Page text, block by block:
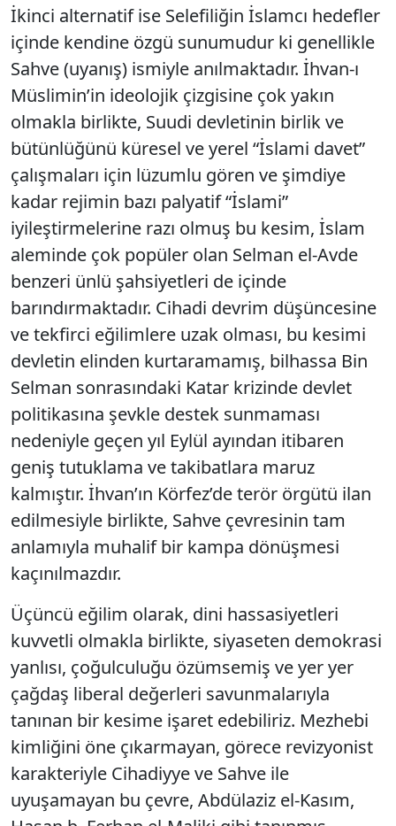
İkinci alternatif ise Selefiliğin İslamcı hedefler
içinde kendine özgü sunumudur ki genellikle
Sahve (uyanış) ismiyle anılmaktadır. İhvan-ı
Müslimin’in ideolojik çizgisine çok yakın
olmakla birlikte, Suudi devletinin birlik ve
bütünlüğünü küresel ve yerel “İslami davet”
çalışmaları için lüzumlu gören ve şimdiye
kadar rejimin bazı palyatif “İslami”
iyileştirmelerine razı olmuş bu kesim, İslam
aleminde çok popüler olan Selman el-Avde
benzeri ünlü şahsiyetleri de içinde
barındırmaktadır. Cihadi devrim düşüncesine
ve tekfirci eğilimlere uzak olması, bu kesimi
devletin elinden kurtaramamış, bilhassa Bin
Selman sonrasındaki Katar krizinde devlet
politikasına şevkle destek sunmaması
nedeniyle geçen yıl Eylül ayından itibaren
geniş tutuklama ve takibatlara maruz
kalmıştır. İhvan’ın Körfez’de terör örgütü ilan
edilmesiyle birlikte, Sahve çevresinin tam
anlamıyla muhalif bir kampa dönüşmesi
kaçınılmazdır.
Üçüncü eğilim olarak, dini hassasiyetleri
kuvvetli olmakla birlikte, siyaseten demokrasi
yanlısı, çoğulculuğu özümsemiş ve yer yer
çağdaş liberal değerleri savunmalarıyla
tanınan bir kesime işaret edebiliriz. Mezhebi
kimliğini öne çıkarmayan, görece revizyonist
karakteriyle Cihadiyye ve Sahve ile
uyuşamayan bu çevre, Abdülaziz el-Kasım,